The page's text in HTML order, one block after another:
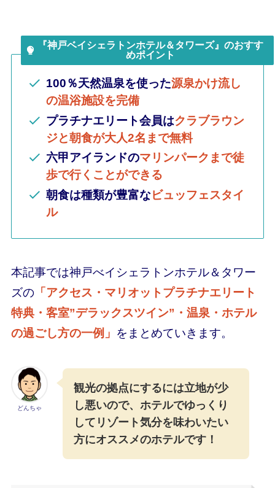
『神戸ベイシェラトンホテル＆タワーズ』のおすす
めポイント
100％天然温泉を使った源泉かけ流し
の温浴施設を完備
プラチナエリート会員はクラブラウン
ジと朝食が大人2名まで無料
六甲アイランドのマリンパークまで徒
歩で行くことができる
朝食は種類が豊富なビュッフェスタイ
ル
本記事では神戸べイシェラトンホテル＆タワー
ズの「アクセス・マリオットプラチナエリート
特典・客室”デラックスツイン”・温泉・ホテル
の過ごし方の一例」 をまとめていきます。
どんちゃ
観光の拠点にするには立地が少
し悪いので、ホテルでゆっくり
してリゾート気分を味わいたい
方にオススメのホテルです！